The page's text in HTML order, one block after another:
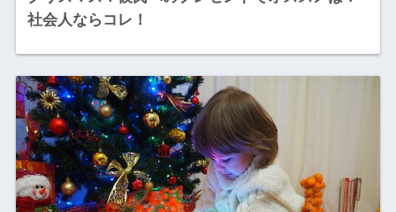
社会人ならコレ！